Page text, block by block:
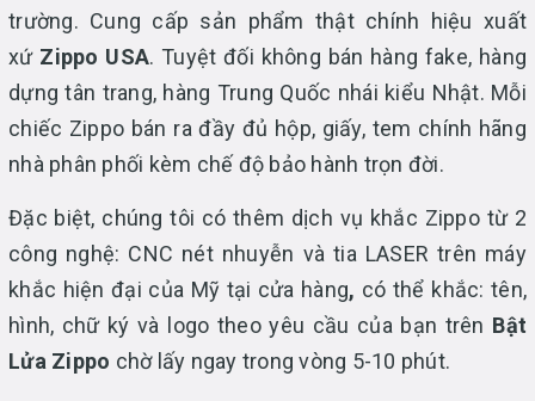
trường. Cung cấp sản phẩm thật chính hiệu xuất
xứ Zippo USA. Tuyệt đối không bán hàng fake, hàng
dựng tân trang, hàng Trung Quốc nhái kiểu Nhật. Mỗi
chiếc Zippo bán ra đầy đủ hộp, giấy, tem chính hãng
nhà phân phối kèm chế độ bảo hành trọn đời.
Đặc biệt, chúng tôi có thêm dịch vụ khắc Zippo từ 2
công nghệ: CNC nét nhuyễn và tia LASER trên máy
khắc hiện đại của Mỹ tại cửa hàng, có thể khắc: tên,
hình, chữ ký và logo theo yêu cầu của bạn trên Bật
Lửa Zippo chờ lấy ngay trong vòng 5-10 phút.